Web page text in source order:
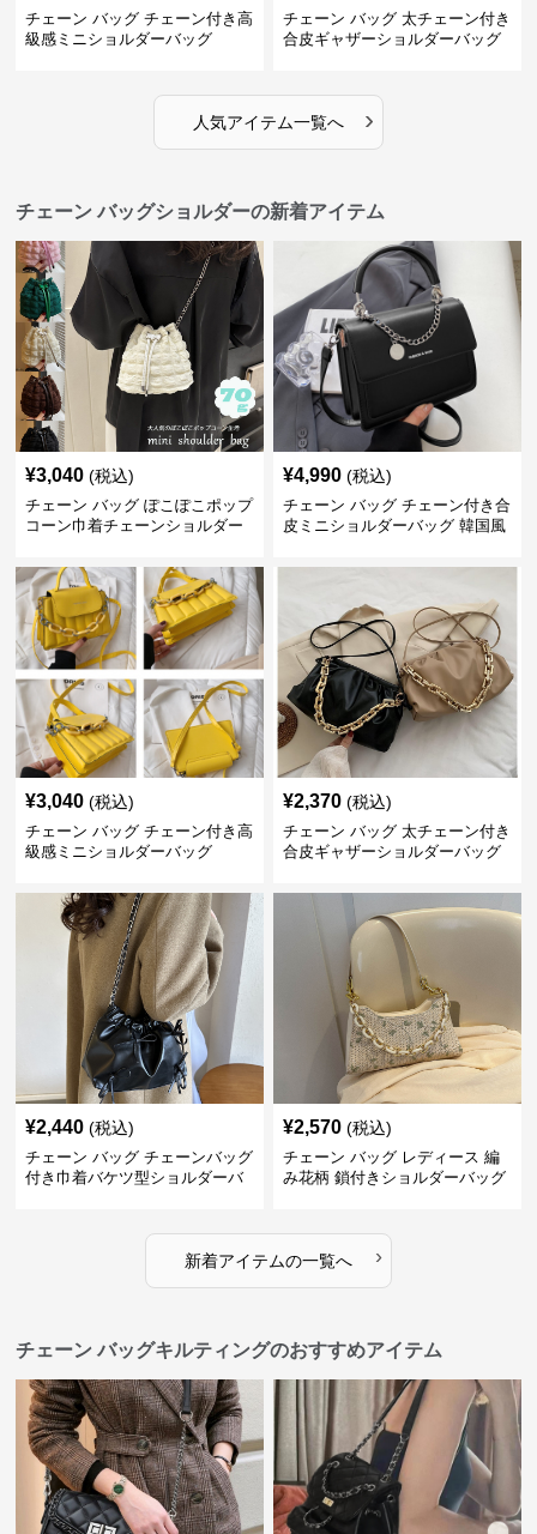
チェーン バッグ チェーン付き高
級感ミニショルダーバッグ
チェーン バッグ 太チェーン付き
合皮ギャザーショルダーバッグ
人気アイテム一覧へ ›
チェーン バッグショルダーの新着アイテム
¥3,040 (税込)
チェーン バッグ ぽこぽこポップ
コーン巾着チェーンショルダー
¥4,990 (税込)
チェーン バッグ チェーン付き合
皮ミニショルダーバッグ 韓国風
¥3,040 (税込)
チェーン バッグ チェーン付き高
級感ミニショルダーバッグ
¥2,370 (税込)
チェーン バッグ 太チェーン付き
合皮ギャザーショルダーバッグ
¥2,440 (税込)
チェーン バッグ チェーンバッグ
付き巾着バケツ型ショルダーバ
¥2,570 (税込)
チェーン バッグ レディース 編
み花柄 鎖付きショルダーバッグ
新着アイテムの一覧へ ›
チェーン バッグキルティングのおすすめアイテム